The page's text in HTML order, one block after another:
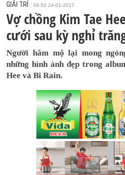
GIẢI TRÍ 09:52 24-01-2017
Vợ chồng Kim Tae
cưới sau kỳ nghỉ
Người hâm mộ lại mong
những hình ảnh đẹp trong
Hee và Bi Rain.